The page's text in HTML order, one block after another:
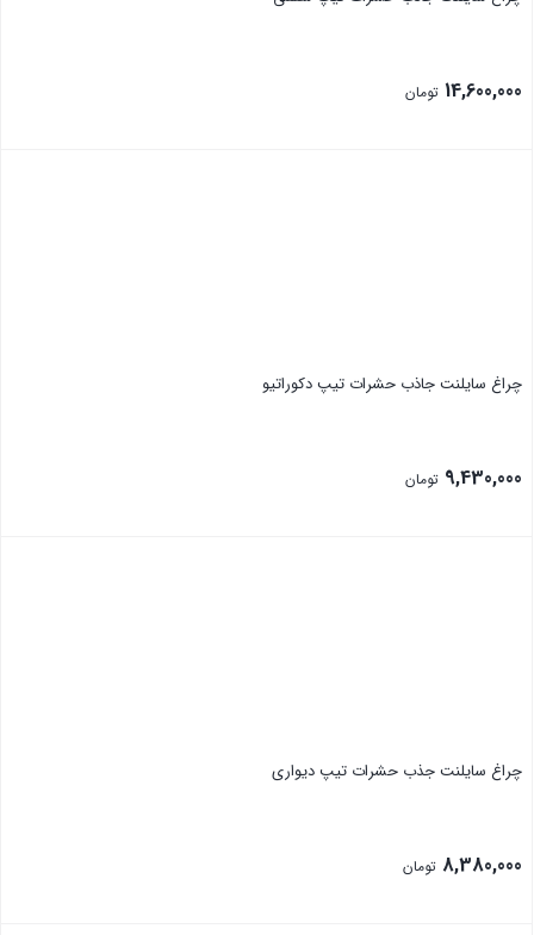
14,600,000 تومان
چراغ سایلنت جاذب حشرات تیپ دکوراتیو
9,430,000 تومان
چراغ سایلنت جذب حشرات تیپ دیواری
8,380,000 تومان